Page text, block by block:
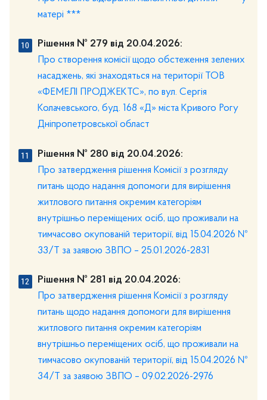
матері ***
Рішення № 279 від 20.04.2026:
Про створення комісії щодо обстеження зелених
насаджень, які знаходяться на території ТОВ
«ФЕМЕЛІ ПРОДЖЕКТС», по вул. Сергія
Колачевського, буд. 168 «Д» міста Кривого Рогу
Дніпропетровської област
Рішення № 280 від 20.04.2026:
Про затвердження рішення Комісії з розгляду
питань щодо надання допомоги для вирішення
житлового питання окремим категоріям
внутрішньо переміщених осіб, що проживали на
тимчасово окупованій території, від 15.04.2026 №
33/Т за заявою ЗВПО – 25.01.2026-2831
Рішення № 281 від 20.04.2026:
Про затвердження рішення Комісії з розгляду
питань щодо надання допомоги для вирішення
житлового питання окремим категоріям
внутрішньо переміщених осіб, що проживали на
тимчасово окупованій території, від 15.04.2026 №
34/Т за заявою ЗВПО – 09.02.2026-2976